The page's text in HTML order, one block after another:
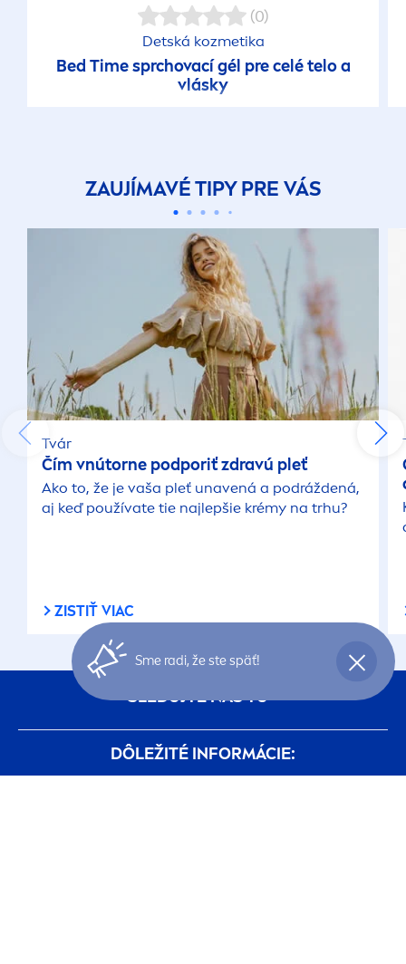
(0)
Detská kozmetika
Bed Time sprchovací gél pre celé telo a
vlásky
ZAUJÍMAVÉ TIPY PRE VÁS
Tvár
Čím vnútorne podporiť zdravú pleť
Ako to, že je vaša pleť unavená a podráždená,
aj keď používate tie najlepšie krémy na trhu?
ZISTIŤ VIAC
DÔLEŽITÉ INFORMÁCIE:
SLEDUJTE NÁS TU
Sme radi, že ste späť!